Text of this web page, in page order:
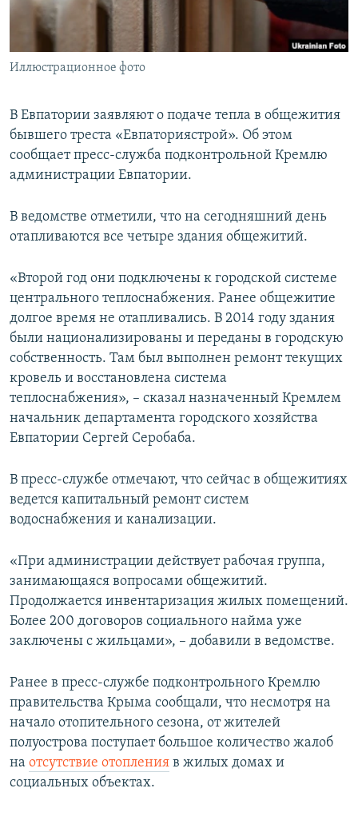
ПОБЕДИТЕЛЕЙ НЕ СУДЯТ?
ELIFBE
ПРИСОЕДИНЯЙТЕСЬ!
Все сайты RFE/RL
Иллюстрационное фото
В Евпатории заявляют о подаче тепла в общежития
бывшего треста «Евпаториястрой». Об этом
сообщает пресс-служба подконтрольной Кремлю
администрации Евпатории.
В ведомстве отметили, что на сегодняшний день
отапливаются все четыре здания общежитий.
«Второй год они подключены к городской системе
центрального теплоснабжения. Ранее общежитие
долгое время не отапливались. В 2014 году здания
были национализированы и переданы в городскую
собственность. Там был выполнен ремонт текущих
кровель и восстановлена система
теплоснабжения», – сказал назначенный Кремлем
начальник департамента городского хозяйства
Евпатории Сергей Серобаба.
В пресс-службе отмечают, что сейчас в общежитиях
ведется капитальный ремонт систем
водоснабжения и канализации.
«При администрации действует рабочая группа,
занимающаяся вопросами общежитий.
Продолжается инвентаризация жилых помещений.
Более 200 договоров социального найма уже
заключены с жильцами», – добавили в ведомстве.
Ранее в пресс-службе подконтрольного Кремлю
правительства Крыма сообщали, что несмотря на
начало отопительного сезона, от жителей
полуострова поступает большое количество жалоб
на отсутствие отопления в жилых домах и
социальных объектах.